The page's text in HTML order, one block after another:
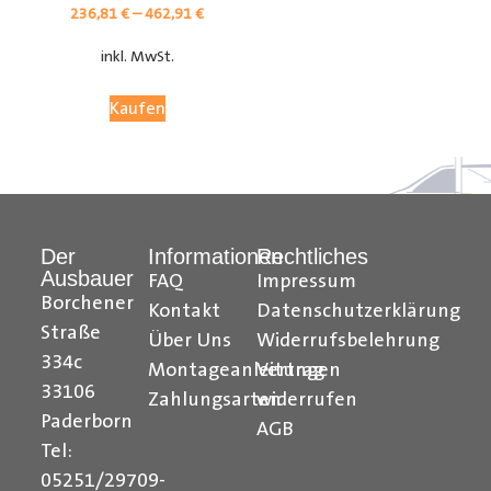
Citroen Berlingo Radkastenschutz, Citroen Jumpy
Radkastenschutz, Citroen Jumper Radkastenschutz,
Citroen Nemo Radkastenschutz, Dacia Dokker
Radkastenschutz, Fiat Doblo Cargo Radkastenschutz,
Fiat Scudo Radkastenschutz, Fiat Ducato
Radkastenschutz, Fiat Fiorino Radkastenschutz, Fiat
Talento Radkastenschutz, Ford Transit Courier
Radkastenschutz, Ford Connect Radkastenschutz, Ford
236,81€–462,91€
inkl. MwSt.
Kaufen
Der
Ausbauer
Borchener
Straße
334c
33106
Paderborn
Tel:
05251/29709-
Informationen
FAQ
Kontakt
Über Uns
Montageanleitungen
Zahlungsarten
Rechtliches
Impressum
Datenschutzerklärung
Widerrufsbelehrung
Vertrag
widerrufen
AGB